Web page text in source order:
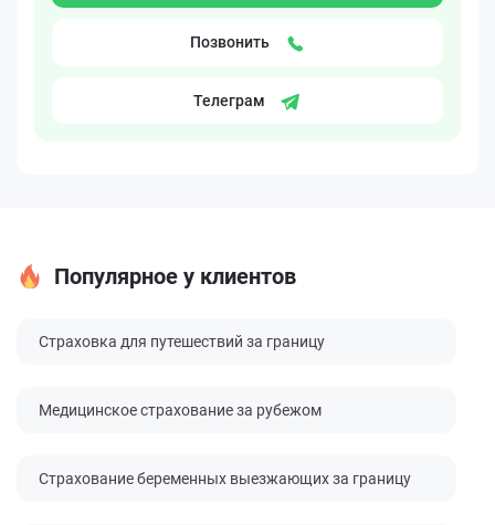
Позвонить
Телеграм
Популярное у клиентов
Страховка для путешествий за границу
Медицинское страхование за рубежом
Страхование беременных выезжающих за границу